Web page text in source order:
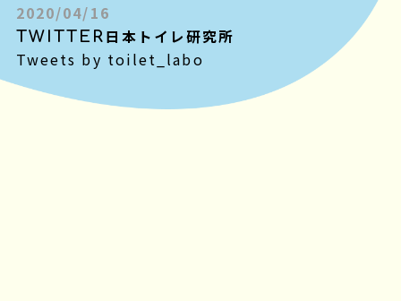
2020/04/16
TWITTER 日本トイレ研究所
Tweets by toilet_labo